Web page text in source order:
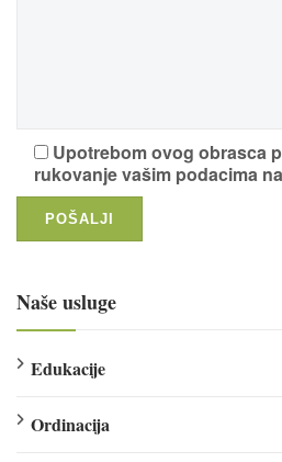
Upotrebom ovog obrasca
rukovanje vašim podacima
Naše usluge
Edukacije
Ordinacija